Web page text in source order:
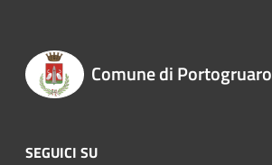
Comune di Portogruaro
SEGUICI SU